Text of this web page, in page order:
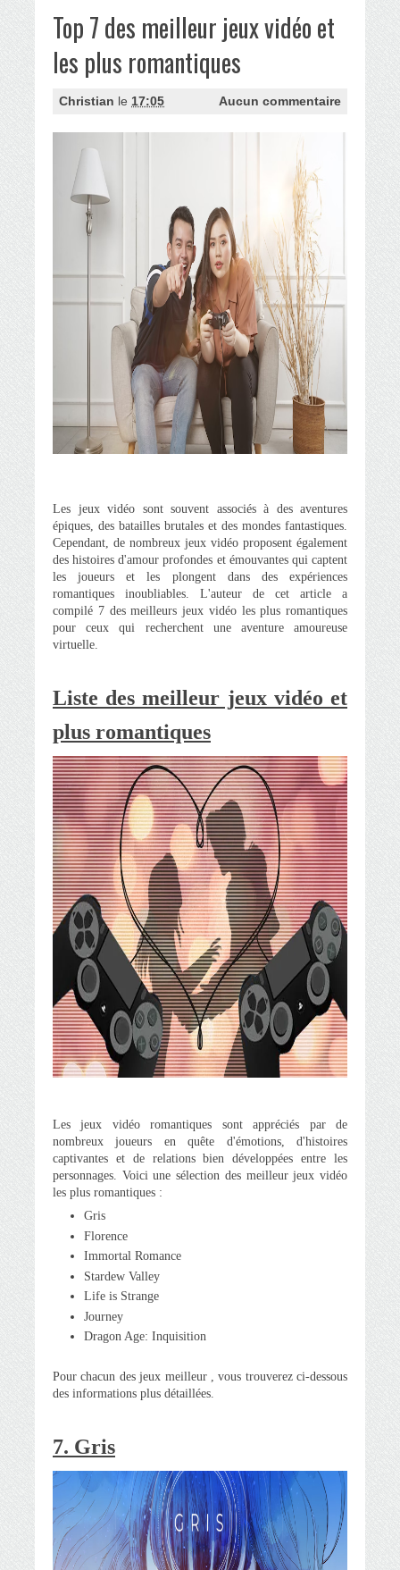
Top 7 des meilleur jeux vidéo et
les plus romantiques
Christian le 17:05 Aucun commentaire
Les jeux vidéo sont souvent associés à des aventures
épiques, des batailles brutales et des mondes fantastiques.
Cependant, de nombreux jeux vidéo proposent également
des histoires d'amour profondes et émouvantes qui captent
les joueurs et les plongent dans des expériences
romantiques inoubliables. L'auteur de cet article a
compilé 7 des meilleurs jeux vidéo les plus romantiques
pour ceux qui recherchent une aventure amoureuse
virtuelle.
Liste des meilleur jeux vidéo et
plus romantiques
Les jeux vidéo romantiques sont appréciés par de
nombreux joueurs en quête d'émotions, d'histoires
captivantes et de relations bien développées entre les
personnages. Voici une sélection des meilleur jeux vidéo
les plus romantiques :
Gris
Florence
Immortal Romance
Stardew Valley
Life is Strange
Journey
Dragon Age: Inquisition
Pour chacun des jeux meilleur , vous trouverez ci-dessous
des informations plus détaillées.
7. Gris